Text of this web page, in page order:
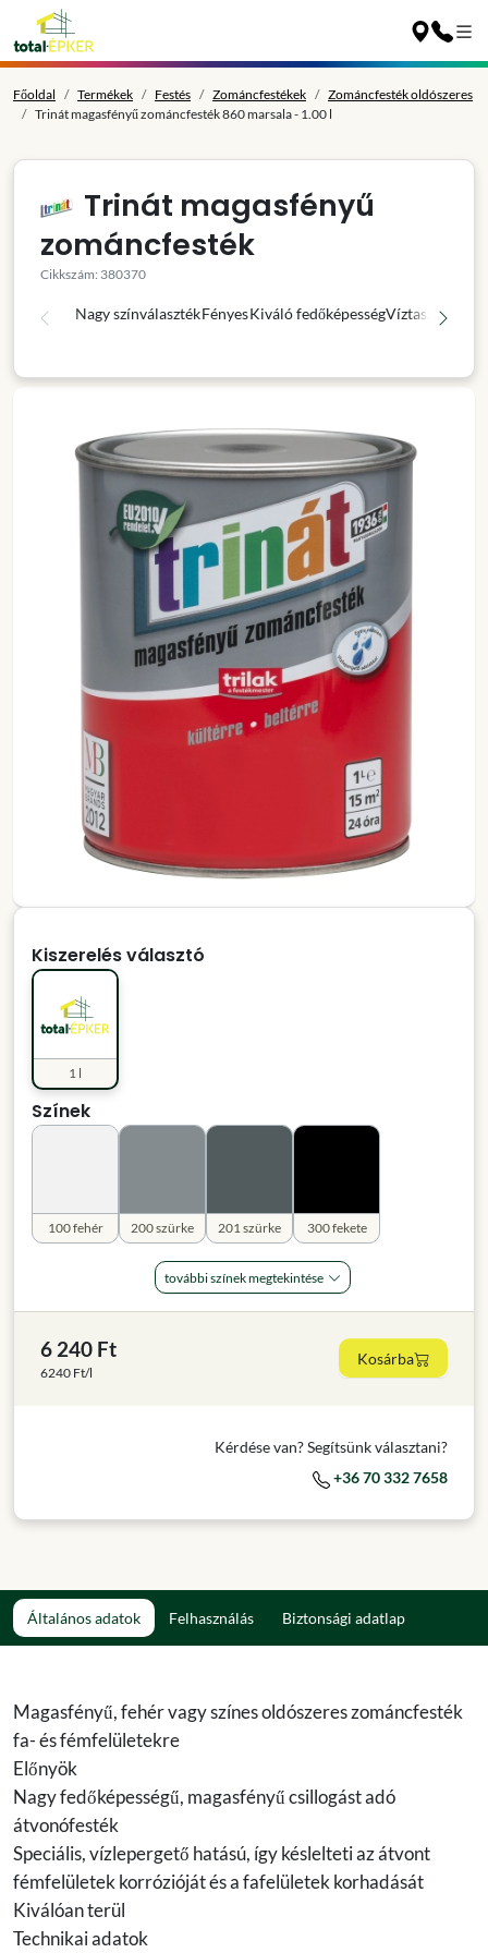
Főoldal Termékek Festés Zománcfestékek
Zománcfesték oldószeres
Trinát magasfényű zománcfesték 860 marsala - 1.00 l
Trinát magasfényű
zománcfesték
Cikkszám: 380370
Nagy színválasztékFényesKiváló fedőképességVíztaszító
Kiszerelés választó
1 l
Színek
100 fehér 200 szürke 201 szürke 300 fekete
további színek megtekintése
6 240 Ft
6240 Ft/l
Kosárba
Kérdése van? Segítsünk választani?
+36 70 332 7658
Általános adatok Felhasználás Biztonsági adatlap
Magasfényű, fehér vagy színes oldószeres zománcfesték
fa- és fémfelületekre
Előnyök
Nagy fedőképességű, magasfényű csillogást adó
átvonófesték
Speciális, vízlepergető hatású, így késlelteti az átvont
fémfelületek korrózióját és a fafelületek korhadását
Kiválóan terül
Technikai adatok